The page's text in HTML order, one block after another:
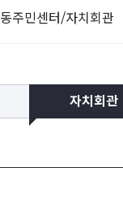
동주민센터/자치회관
자치회관